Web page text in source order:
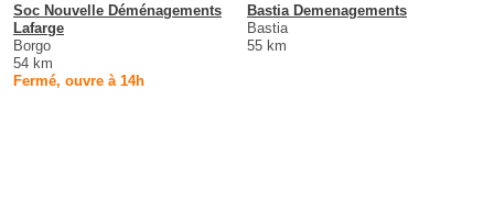
Soc Nouvelle Déménagements
Lafarge
Borgo
54 km
Fermé, ouvre à 14h
Bastia Demenagements
Bastia
55 km